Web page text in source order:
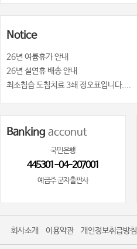
Notice
26년 여륨휴가 안내
26년 설연휴 배송 안내
최소침습 도침치료 3쇄 정오표입니다....
Banking acconut
국민은행
445301-04-207001
예금주 군자출판사
회사소개 이용약관 개인정보취급방침